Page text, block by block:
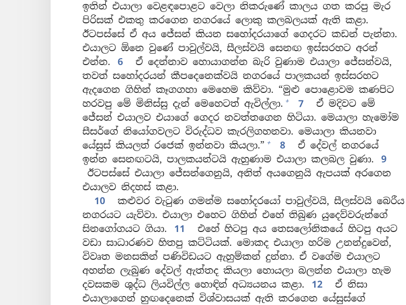
ඉතින් එයාලා වෙළඳපොළට වෙලා නිකරුණේ කාලය ගත කරපු මැර
පිරිසක් එකතු කරගෙන නගරයේ ලොකු කලබලයක් ඇති කළා.
ඊටපස්සේ ඒ අය ජේසන් කියන සහෝදරයාගේ ගෙදරට කඩන් පැන්නා.
එයාලට ඕනෙ වුණේ පාවුල්වයි, සීලස්වයි සෙනඟ ඉස්සරහට අරන්
එන්න.
6
ඒ දෙන්නාව හොයාගන්න බැරි වුණාම එයාලා ජේසන්වයි,
තවත් සහෝදරයන් කීපදෙනෙක්වයි නගරයේ පාලකයන් ඉස්සරහට
ඇදගෙන ගිහින් කෑගගහා මෙහෙම කිව්වා. “මුළු පොළොවම කණපිට
හරවපු මේ මිනිස්සු දැන් මෙහෙටත් ඇවිල්ලා. + 7
ඒ මදිවට මේ
ජේසන් එයාලව එයාගේ ගෙදර නවත්තගෙන හිටියා. මෙයාලා හැමෝම
සීසර්ගේ නියෝගවලට විරුද්ධව කැරලිගහනවා. මෙයාලා කියනවා
යේසුස් කියලත් රජෙක් ඉන්නවා කියලා.” + 8
ඒ දේවල් නගරයේ
ඉන්න සෙනඟටයි, පාලකයන්ටයි ඇහුණාම එයාලා කලබල වුණා.
9
ඊටපස්සේ එයාලා ජේසන්ගෙනුයි, අනිත් අයගෙනුයි ඇපයක් අරගෙන
එයාලව නිදහස් කළා.
10
කළුවර වැටුණ ගමන්ම සහෝදරයෝ පාවුල්වයි, සීලස්වයි බෙරීය
නගරයට යැව්වා. එයාලා එහෙට ගිහින් එහේ තිබුණ යුදෙව්වරුන්ගේ
සිනගෝගයට ගියා.
11
එහේ හිටපු අය තෙසලෝනිකයේ හිටපු අයට
වඩා සාධාරණව හිතපු කට්ටියක්. මොකද එයාලා හරිම උනන්දුවෙන්,
විවෘත මනසකින් පණිවිඩයට ඇහුම්කන් දුන්නා. ඒ වගේම එයාලට
අහන්න ලැබුණ දේවල් ඇත්තද කියලා හොයලා බලන්න එයාලා හැම
දවසකම ශුද්ධ ලියවිල්ල හොඳින් අධ්‍යයනය කළා.
12
ඒ නිසා
එයාලාගෙන් හුඟදෙනෙක් විශ්වාසයක් ඇති කරගෙන යේසුස්ගේ